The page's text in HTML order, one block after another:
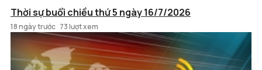
Thời sự buổi chiều thứ 5 ngày 16/7/2026
18 ngày trước 73 lượt xem